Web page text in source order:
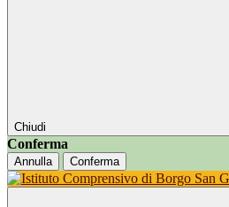
Chiudi
Conferma
Annulla Conferma